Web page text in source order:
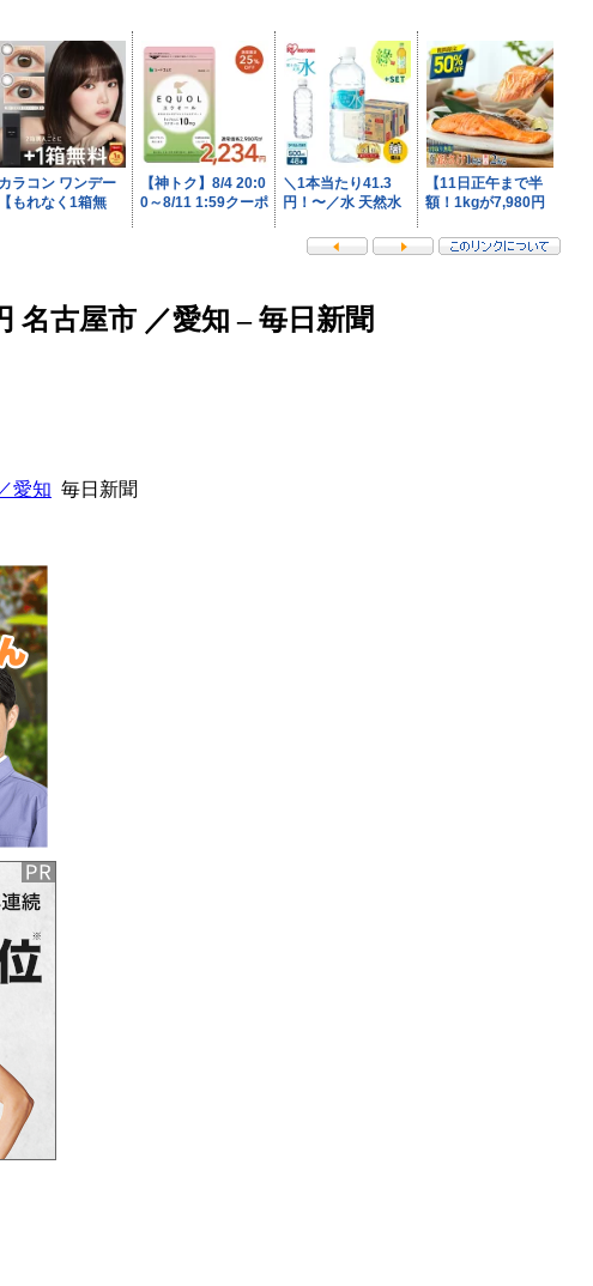
名古屋市 ／愛知 – 毎日新聞
愛知 毎日新聞